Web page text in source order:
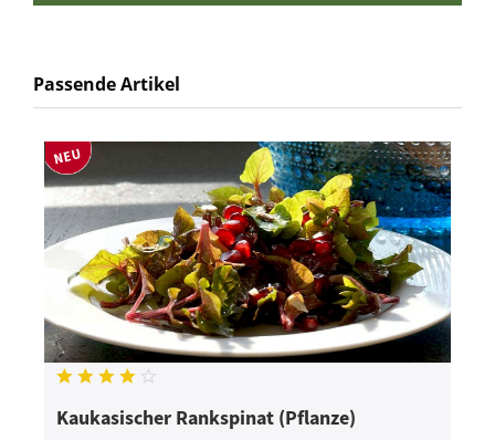
Passende Artikel
Kaukasischer Rankspinat (Pflanze)